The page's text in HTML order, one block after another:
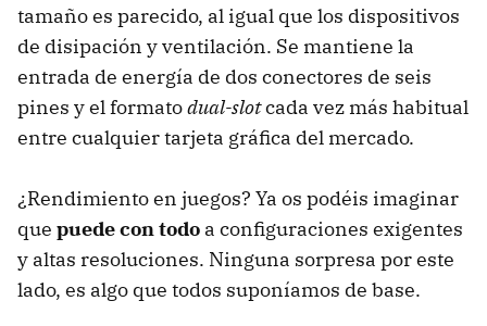
tamaño es parecido, al igual que los dispositivos
de disipación y ventilación. Se mantiene la
entrada de energía de dos conectores de seis
pines y el formatodual-slotcada vez más habitual
entre cualquier tarjeta gráfica del mercado.
¿Rendimiento en juegos? Ya os podéis imaginar
que puede con todo a configuraciones exigentes
y altas resoluciones. Ninguna sorpresa por este
lado, es algo que todos suponíamos de base.